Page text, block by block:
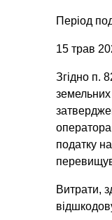
Період
15 трав
Згідно п.
податку
Витрати,